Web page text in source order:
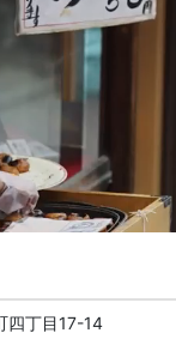
四丁目17-14